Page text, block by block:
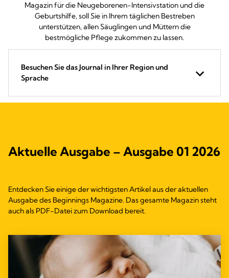
Magazin für die Neugeborenen-Intensivstation und die
Geburtshilfe, soll Sie in Ihrem täglichen Bestreben
unterstützen, allen Säuglingen und Müttern die
bestmögliche Pflege zukommen zu lassen.
Besuchen Sie das Journal in Ihrer Region und
Sprache
Aktuelle Ausgabe – Ausgabe 01 2026
Entdecken Sie einige der wichtigsten Artikel aus der aktuellen
Ausgabe des Beginnings Magazine. Das gesamte Magazin steht
auch als PDF-Datei zum Download bereit.